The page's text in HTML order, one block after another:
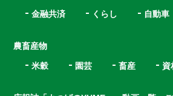
金融共済 くらし 自動車
農畜産物
米穀 園芸 畜産 資